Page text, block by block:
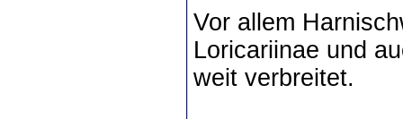
Vor allem
Loricariinae und
weit verbreitet.